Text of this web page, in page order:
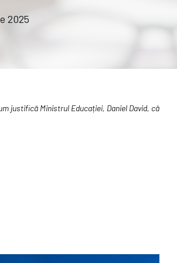
2025
justifică Ministrul Educației, Daniel David, că